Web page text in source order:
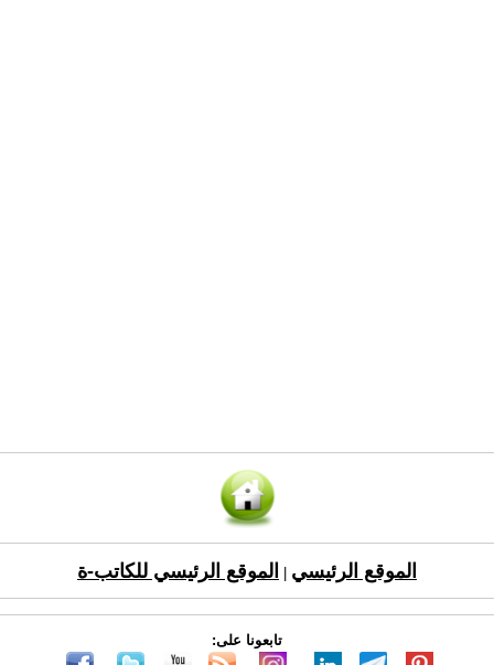
الموقع الرئيسي الموقع الرئيسي للكاتب-ة
تابعونا على: